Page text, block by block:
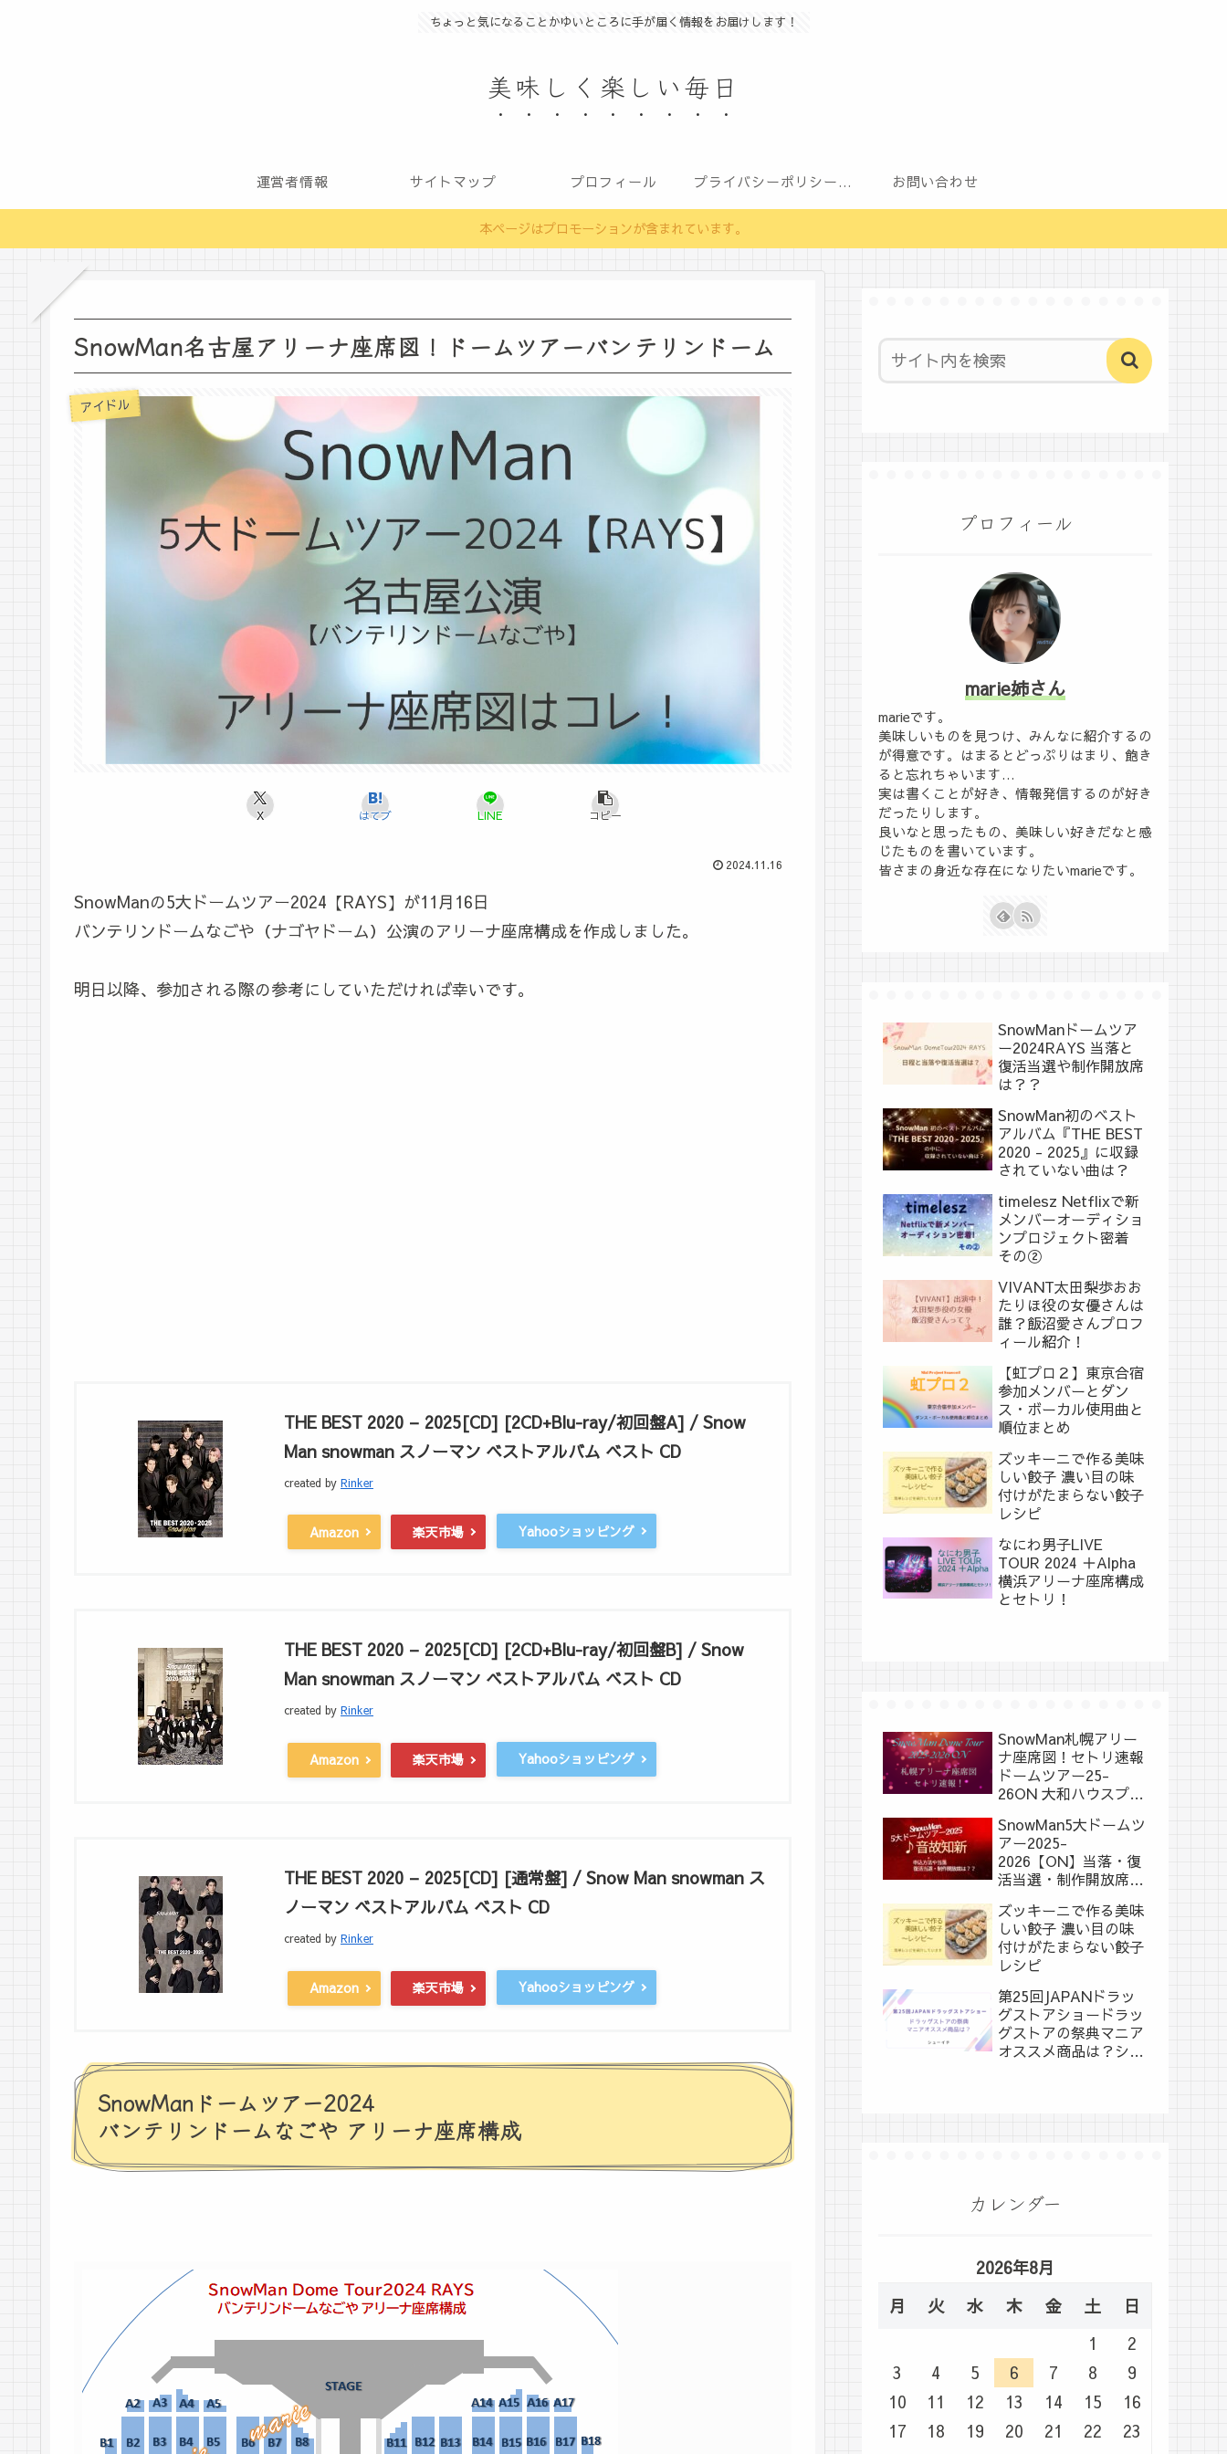
ちょっと気になることかゆいところに手が届く情報をお届けします！
美味しく楽しい毎日
運営者情報 サイトマップ プロフィール プライバシーポリシー（改正電気通信事業法・外部送信規律に関する事項を含む） お問い合わせ
本ページはプロモーションが含まれています。
SnowMan名古屋アリーナ座席図！ドームツアーバンテリンドーム
アイドル
X はてブ LINE コピー
2024.11.16
SnowManの5大ドームツアー2024【RAYS】が11月16日
バンテリンドームなごや（ナゴヤドーム）公演のアリーナ座席構成を作成しました。
明日以降、参加される際の参考にしていただければ幸いです。
THE BEST 2020 – 2025[CD] [2CD+Blu-ray/初回盤A] / Snow
Man snowman スノーマン ベストアルバム ベスト CD
created by Rinker
Amazon 楽天市場 Yahooショッピング
THE BEST 2020 – 2025[CD] [2CD+Blu-ray/初回盤B] / Snow
Man snowman スノーマン ベストアルバム ベスト CD
created by Rinker
Amazon 楽天市場 Yahooショッピング
THE BEST 2020 – 2025[CD] [通常盤] / Snow Man snowman ス
ノーマン ベストアルバム ベスト CD
created by Rinker
Amazon 楽天市場 Yahooショッピング
SnowManドームツアー2024
バンテリンドームなごや アリーナ座席構成
プロフィール
marie姉さん
marieです。
美味しいものを見つけ、みんなに紹介するの
が得意です。はまるとどっぷりはまり、飽き
ると忘れちゃいます…
実は書くことが好き、情報発信するのが好き
だったりします。
良いなと思ったもの、美味しい好きだなと感
じたものを書いています。
皆さまの身近な存在になりたいmarieです。
SnowManドームツア
ー2024RAYS 当落と
復活当選や制作開放席
は？？
SnowMan初のベスト
アルバム『THE BEST
2020 - 2025』に収録
されていない曲は？
timelesz Netflixで新
メンバーオーディショ
ンプロジェクト密着
その②
VIVANT太田梨歩おお
たりほ役の女優さんは
誰？飯沼愛さんプロフ
ィール紹介！
【虹プロ２】東京合宿
参加メンバーとダン
ス・ボーカル使用曲と
順位まとめ
ズッキーニで作る美味
しい餃子 濃い目の味
付けがたまらない餃子
レシピ
なにわ男子LIVE
TOUR 2024 ＋Alpha
横浜アリーナ座席構成
とセトリ！
SnowMan札幌アリー
ナ座席図！セトリ速報
ドームツアー25-
26ON 大和ハウスプレ
SnowMan5大ドームツ
アー2025-
2026【ON】当落・復
活当選・制作開放席
ズッキーニで作る美味
しい餃子 濃い目の味
付けがたまらない餃子
レシピ
第25回JAPANドラッ
グストアショードラッ
グストアの祭典マニア
オススメ商品は？シュ
カレンダー
2026年8月
月
火 水 木 金 土
日
1
2
3
4 5 6 7 8
9
10
11 12 13 14 15
16
17
18 19 20 21 22
23